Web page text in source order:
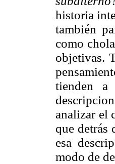
historia
también
como
objetivas.
tienden a
analizar el
que detrás
esa
modo de